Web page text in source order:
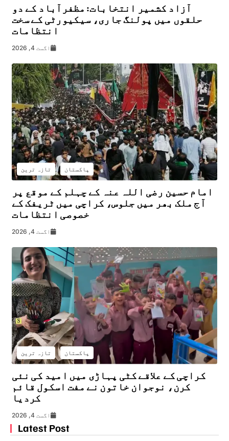
آزاد کشمیر انتخابات: مظفرآباد کے دو
حلقوں میں پولنگ جاری، سیکیورٹی کے سخت
انتظامات
اگست 4, 2026
پاکستان تازہ ترین
امام حسین رضی اللہ عنہ کے چہلم کے موقع پر
آج ملک بھر میں جلوس، کراچی میں ٹریفک کے
خصوصی انتظامات
اگست 4, 2026
پاکستان تازہ ترین
کراچی کے علاقے کٹی پہاڑی میں امید کی نئی
کرن، نوجوان خاتون نے مفت اسکول قائم
کردیا
اگست 4, 2026
Latest Post